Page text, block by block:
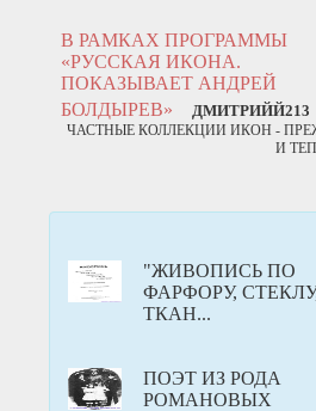
В РАМКАХ ПРОГРАММЫ
«РУССКАЯ ИКОНА.
ПОКАЗЫВАЕТ АНДРЕЙ
БОЛДЫРЕВ»
ДМИТРИЙЙ213
ЧАСТНЫЕ КОЛЛЕКЦИИ ИКОН -
И
"ЖИВОПИСЬ ПО
ФАРФОРУ,
ТКАН...
ПОЭТ ИЗ РОДА
РОМАНОВЫХ